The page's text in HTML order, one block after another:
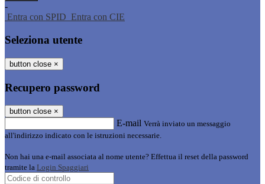
-
Entra con SPID Entra con CIE
Seleziona utente
button close ×
Recupero password
button close ×
E-mail Verrà inviato un messaggio
all'indirizzo indicato con le istruzioni necessarie.
Non hai una e-mail associata al nome utente? Effettua il reset della password
tramite la Login Spaggiari